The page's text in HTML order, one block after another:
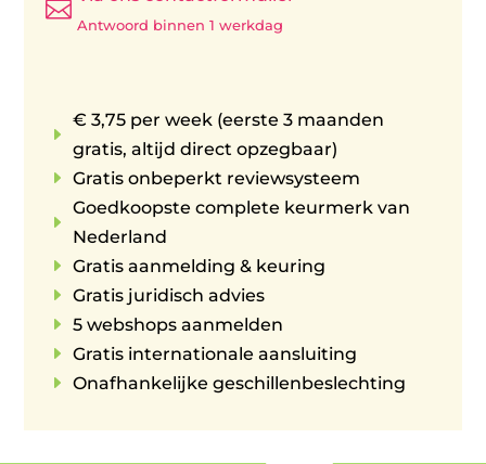

Antwoord binnen 1 werkdag
E
€ 3,75 per week (eerste 3 maanden
gratis, altijd direct opzegbaar)
E Gratis onbeperkt reviewsysteem
E
Goedkoopste complete keurmerk van
Nederland
E Gratis aanmelding & keuring
E Gratis juridisch advies
E 5 webshops aanmelden
E Gratis internationale aansluiting
E Onafhankelijke geschillenbeslechting